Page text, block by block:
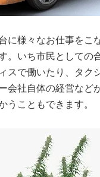
に様々なお仕事をこ
。いち市民としての
スで働いたり、タク
会社自体の経営など
うこともできます。